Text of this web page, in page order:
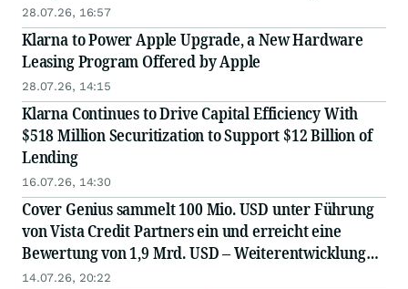
28.07.26, 16:57
Klarna to Power Apple Upgrade, a New Hardware
Leasing Program Offered by Apple
28.07.26, 14:15
Klarna Continues to Drive Capital Efficiency With
$518 Million Securitization to Support $12 Billion of
Lending
16.07.26, 14:30
Cover Genius sammelt 100 Mio. USD unter Führung
von Vista Credit Partners ein und erreicht eine
Bewertung von 1,9 Mrd. USD – Weiterentwicklung
der „AI-First“-Plattform und globale Expansion
14.07.26, 20:22